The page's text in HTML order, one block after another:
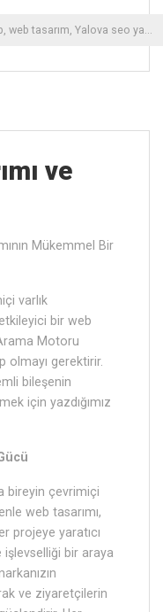
, web tasarım, Yalova ‎seo yazılım
ve
Mükemmel Bir
varlık
bir web
Motoru
olmayı gerektirir.
bileşenin
için yazdığımız
bireyin çevrimiçi
web tasarımı,
projeye yaratıcı
bir araya
ve ziyaretçilerin